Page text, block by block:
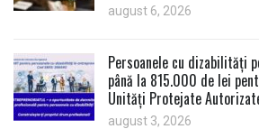
august 6, 2026
Persoanele cu dizabilități
până la 815.000 de lei
Unități Protejate
august 3, 2026